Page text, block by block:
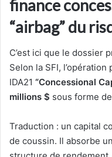
finance
“airbag” du
C’est ici que le dossier
Selon la SFI,
IDA21 “Concessional
millions $ sous forme de
Traduction : un capital
de coussin. Il absorbe